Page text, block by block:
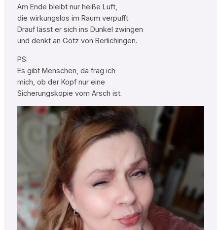
Am Ende bleibt nur heiße Luft,
die wirkungslos im Raum verpufft.
Drauf lässt er sich ins Dunkel zwingen
und denkt an Götz von Berlichingen.
PS:
Es gibt Menschen, da frag ich
mich, ob der Kopf nur eine
Sicherungskopie vom Arsch ist.